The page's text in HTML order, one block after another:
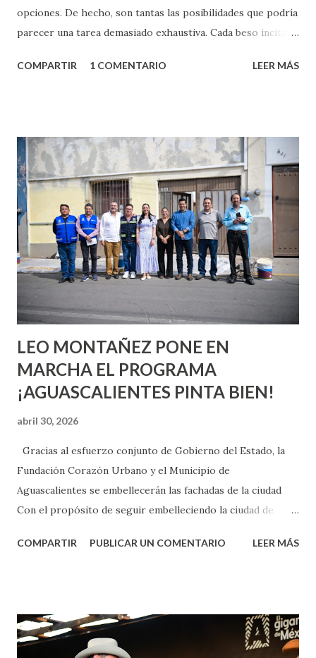
opciones. De hecho, son tantas las posibilidades que podría
parecer una tarea demasiado exhaustiva. Cada beso incita
partes de ti que jamás hubieras imaginado. El problema es
conoces ni la mitad de lo que deberías saber. Pero incluso
quienes ya han tenido relaciones sexuales no son expertos
o expertas en el tema. Siempre hay algo nuevo que
aprender y nuevas experiencias que conocer. Si eres una
chica y aún no has tenido relaciones sexuales, tal vez
pienses que el sexo será increíble y no puedas esperar para
experimentarlo, pero como cualquier persona con
experiencia te dirá, siempre es mejor cuando ambas partes
son suficientemen...
COMPARTIR 1 COMENTARIO LEER MÁS
LEO MONTAÑEZ PONE EN
MARCHA EL PROGRAMA
¡AGUASCALIENTES PINTA BIEN!
abril 30, 2026
Gracias al esfuerzo conjunto de Gobierno del Estado, la
Fundación Corazón Urbano y el Municipio de
Aguascalientes se embellecerán las fachadas de la ciudad
Con el propósito de seguir embelleciendo la ciudad de
municipal, Leo Montañez dio inicio al programa
Corazón Urbano y el Municipio capital. Leo Montañez
informó que en este programa se usarán cerca de 90 mil
COMPARTIR PUBLICAR UN COMENTARIO LEER MÁS